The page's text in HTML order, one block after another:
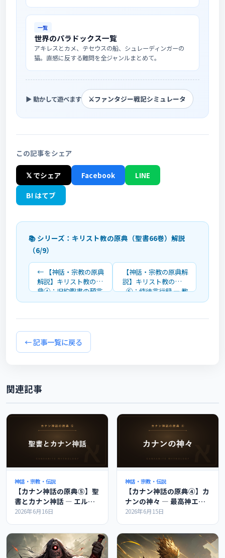
一覧
世界のパラドックス一覧
アキレスとカメ、テセウスの船、シュレーディンガーの
猫。直感に反する難問を全ジャンルまとめて。
▶ 動かして遊べます ⚔️ファンタジー戦記シミュレータ
この記事をシェア
𝕏 でシェア Facebook
LINE
B! はてブ
📚 シリーズ：キリスト教の原典（聖書66巻）解説
（6/9）
← 【神話・宗教の原典
解説】キリスト教の原
典④：旧約聖書の預言
書17巻を1巻ずつ解説
【神話・宗教の原典解
説】キリスト教の原典
⑥：使徒言行録 ― 教
会の誕生とパウロの伝
← 記事一覧に戻る
関連記事
神話・宗教・伝説
【カナン神話の原典⑤】聖
書とカナン神話 ― エル・
バアル・レヴィアタンのつ
2026年6月16日
神話・宗教・伝説
【カナン神話の原典④】カ
ナンの神々 ― 最高神エル
とバアル、神々の会議を解
2026年6月15日